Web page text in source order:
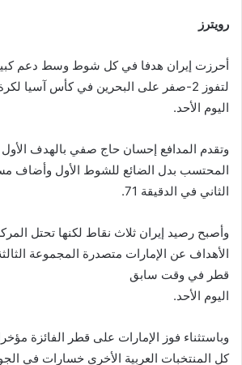
رويترز
أحرزت إيران هدفا في كل شوط وسط دعم
لتفوز 2-صفر على البحرين في كأس آسيا
اليوم الأحد.
وتقدم المدافع إحسان حاج صفي بالهدف
المحتسب بدل الضائع للشوط الأول وأضاف
الثاني في الدقيقة 71.
وأصبح رصيد إيران ثلاث نقاط لكنها تحتل
قطر في وقت سابق
اليوم الأحد.
وباستثناء فوز الإمارات على قطر الفائزة
كل المنتخبات العربية الأخرى خسارات في